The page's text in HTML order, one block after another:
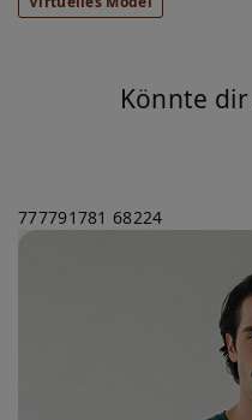
Könnte
777791781 68224